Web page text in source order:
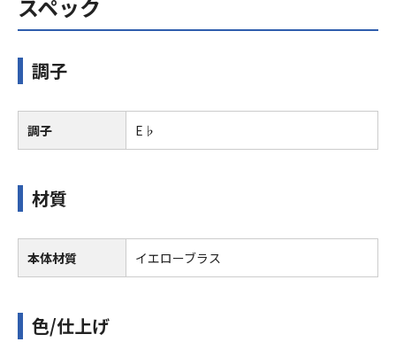
スペック
調子
調子 E♭
材質
本体材質 イエローブラス
色/仕上げ